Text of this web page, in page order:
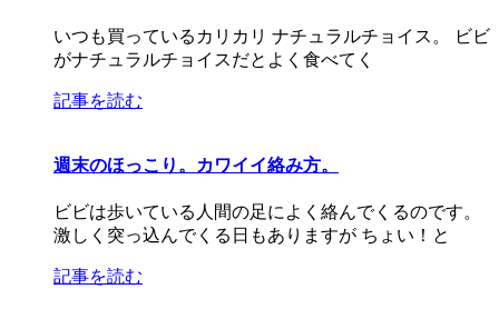
いつも買っているカリカリ ナチュラルチョイス。 ビビ
がナチュラルチョイスだとよく食べてく
記事を読む
週末のほっこり。カワイイ絡み方。
ビビは歩いている人間の足によく絡んでくるのです。
激しく突っ込んでくる日もありますが ちょい！と
記事を読む